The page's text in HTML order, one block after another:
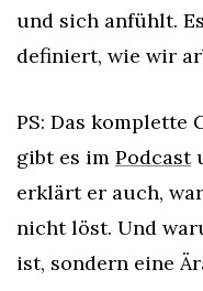
und sich anfühlt.
definiert, wie wir
PS: Das komplette
gibt es im Podcast
erklärt er auch,
nicht löst. Und
ist, sondern eine